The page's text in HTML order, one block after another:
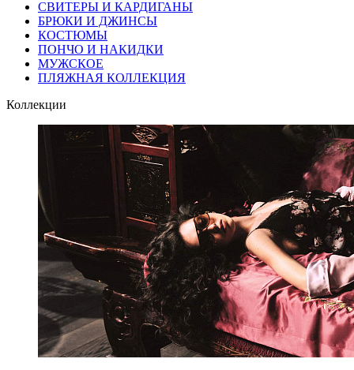
СВИТЕРЫ И КАРДИГАНЫ
БРЮКИ И ДЖИНСЫ
КОСТЮМЫ
ПОНЧО И НАКИДКИ
МУЖСКОЕ
ПЛЯЖНАЯ КОЛЛЕКЦИЯ
Коллекции